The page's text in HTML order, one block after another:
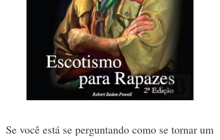
Se você está se perguntando como se tornar um